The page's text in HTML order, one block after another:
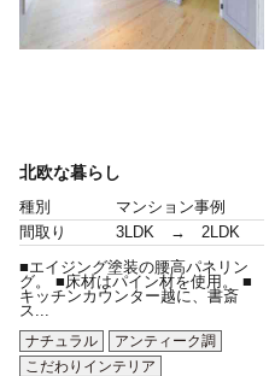
北欧な暮らし
種別
マンション事例
間取り
3LDK → 2LDK
■エイジング塗装の腰高パネリン
グ。 ■床材はパイン材を使用。 ■
キッチンカウンター越に、書斎
ス...
ナチュラル
アンティーク調
こだわりインテリア